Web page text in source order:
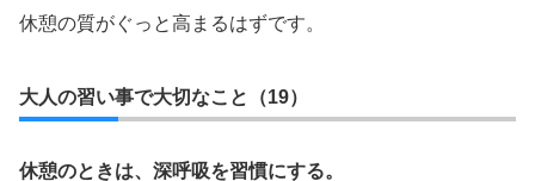
休憩の質がぐっと高まるはずです。
大人の習い事で大切なこと（19）
休憩のときは、深呼吸を習慣にする。